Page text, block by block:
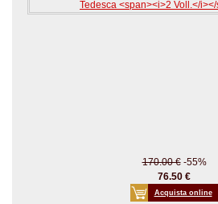
170.00 €-55%
76.50 €
Acquista online